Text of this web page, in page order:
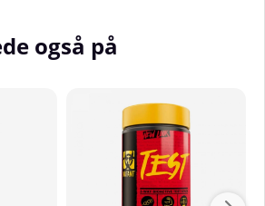
også på